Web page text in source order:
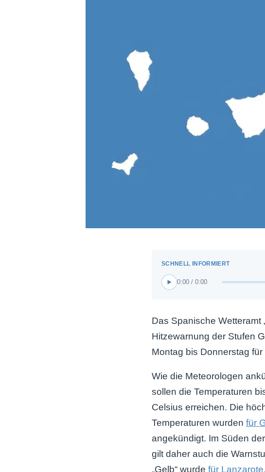
0:00 / 0:00
Das Spanische Wetteramt
Hitzewarnung der Stufen
Montag bis Donnerstag
Wie die Meteorologen
sollen die Temperaturen
Celsius erreichen. Die
Temperaturen wurden für
angekündigt. Im Süden
gilt daher auch die
„Gelb“ wurde für Lanzarote,